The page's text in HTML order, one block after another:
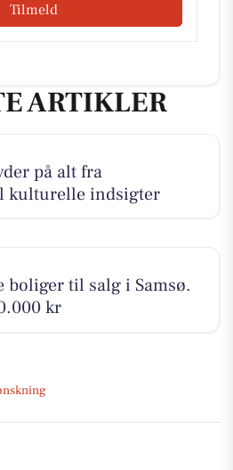
Tilmeld
ARTIKLER
på alt fra
kulturelle indsigter
boliger til salg i Samsø.
kr